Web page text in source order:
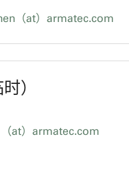
（at）armatec.com
）
at）armatec.com